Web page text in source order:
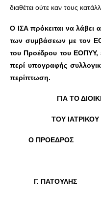
διαθέτει ούτε καν τους
Ο ΙΣΑ πρόκειται να
των συμβάσεων με τον
του Προέδρου του ΕΟΠΥΥ,
περί υπογραφής
περίπτωση.
ΓΙΑ ΤΟ
ΤΟΥ
Ο ΠΡΟΕΔΡΟΣ
Γ.